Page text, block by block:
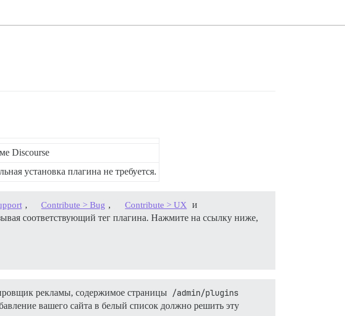
Discourse
установка плагина не требуется.
, Contribute > Bug , Contribute > UX и
соответствующий тег плагина. Нажмите на ссылку ниже,
рекламы, содержимое страницы /admin/plugins
вашего сайта в белый список должно решить эту